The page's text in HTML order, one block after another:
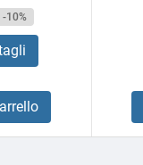
-10%